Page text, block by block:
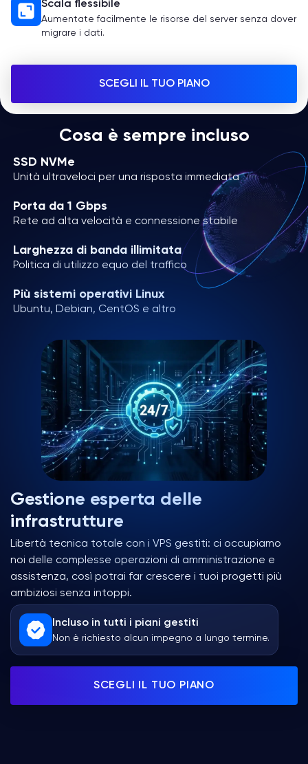
Scala flessibile
Aumentate facilmente le risorse del server senza dover
migrare i dati.
SCEGLI IL TUO PIANO
Cosa è sempre incluso
SSD NVMe
Unità ultraveloci per una risposta immediata
Porta da 1 Gbps
Rete ad alta velocità e connessione stabile
Larghezza di banda illimitata
Politica di utilizzo equo del traffico
Più sistemi operativi Linux
Ubuntu, Debian, CentOS e altro
Gestione esperta delle
infrastrutture
Libertà tecnica totale con i VPS gestiti: ci occupiamo
noi delle complesse operazioni di amministrazione e
assistenza, così potrai far crescere i tuoi progetti più
ambiziosi senza intoppi.
Incluso in tutti i piani gestiti
Non è richiesto alcun impegno a lungo termine.
SCEGLI IL TUO PIANO